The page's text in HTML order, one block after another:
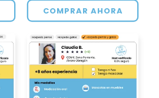
oferta
COMPRAR AHORA